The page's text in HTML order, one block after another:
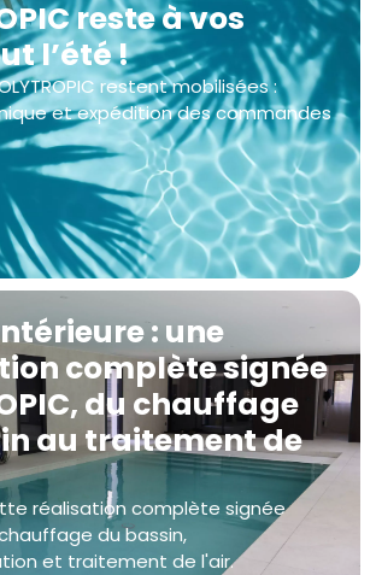
reste à vos
l’été !
restent mobilisées :
et expédition des commandes
: une
complète signée
du chauffage
au traitement de
réalisation complète signée
chauffage du bassin,
et traitement de l'air.